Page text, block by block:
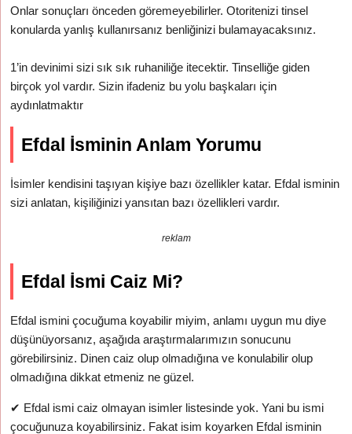
Onlar sonuçları önceden göremeyebilirler. Otoritenizi tinsel
konularda yanlış kullanırsanız benliğinizi bulamayacaksınız.
1’in devinimi sizi sık sık ruhaniliğe itecektir. Tinselliğe giden
birçok yol vardır. Sizin ifadeniz bu yolu başkaları için
aydınlatmaktır
Efdal İsminin Anlam Yorumu
İsimler kendisini taşıyan kişiye bazı özellikler katar. Efdal isminin
sizi anlatan, kişiliğinizi yansıtan bazı özellikleri vardır.
reklam
Efdal İsmi Caiz Mi?
Efdal ismini çocuğuma koyabilir miyim, anlamı uygun mu diye
düşünüyorsanız, aşağıda araştırmalarımızın sonucunu
görebilirsiniz. Dinen caiz olup olmadığına ve konulabilir olup
olmadığına dikkat etmeniz ne güzel.
✔ Efdal ismi caiz olmayan isimler listesinde yok. Yani bu ismi
çocuğunuza koyabilirsiniz. Fakat isim koyarken Efdal isminin